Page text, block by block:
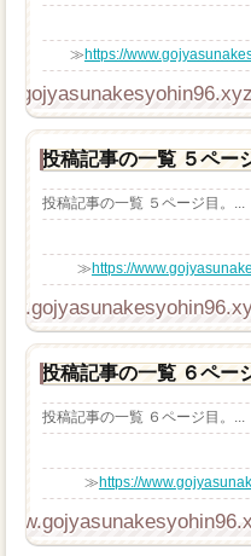
≫https://
投稿記事の一覧 ５ペー
投稿記事の一覧 ５ページ目。...
≫https://
投稿記事の一覧 ６ペー
投稿記事の一覧 ６ページ目。...
≫https://